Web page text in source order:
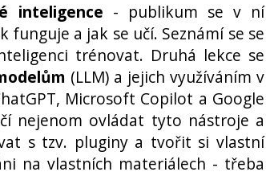
inteligence - publikum se v ní
a jak se učí. Seznámí se se
trénovat. Druhá lekce se
(LLM) a jejich využíváním v
Microsoft Copilot a Google
nejenom ovládat tyto nástroje a
s tzv. pluginy a tvořit si vlastní
na vlastních materiálech - třeba